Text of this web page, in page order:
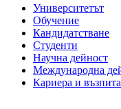
Университетът
Обучение
Кандидатстване
Студенти
Научна дейност
Международна
Кариера и